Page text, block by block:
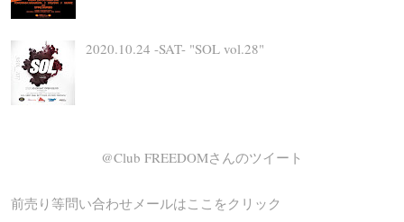
2020.10.24 -SAT- "SOL vol.28"
@Club FREEDOMさんのツイート
前売り等問い合わせメールはここをクリック